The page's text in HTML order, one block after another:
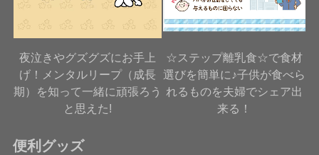
夜泣きやグズグズにお手上
げ！メンタルリープ（成長
期）を知って一緒に頑張ろう
と思えた!
☆ステップ離乳食☆で食材
選びを簡単に♪子供が食べら
れるものを夫婦でシェア出
来る！
便利グッズ